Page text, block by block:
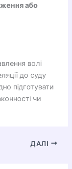
або
волі
до суду
підготувати
чи
ДАЛІ